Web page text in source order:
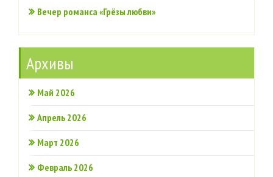
Вечер романса «Грёзы любви»
Архивы
Май 2026
Апрель 2026
Март 2026
Февраль 2026